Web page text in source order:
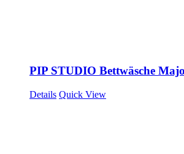
PIP STUDIO Bettwäsche
Details Quick View